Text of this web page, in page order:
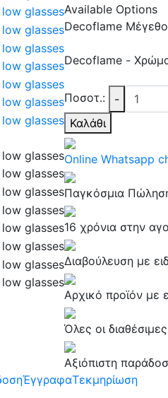
Available Options
Decoflame
Decoflame -
Ποσοτ.: -
Καλάθι
Online Whatsapp
Παγκόσμια
16 χρόνια στην
Διαβούλευση με
Αρχικό προϊόν με
Όλες οι
Αξιόπιστη
ΈγγραφαΤεκμηρίωση